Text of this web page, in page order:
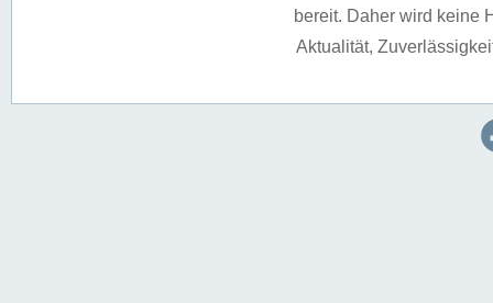
bereit. Daher wird keine
Aktualität,